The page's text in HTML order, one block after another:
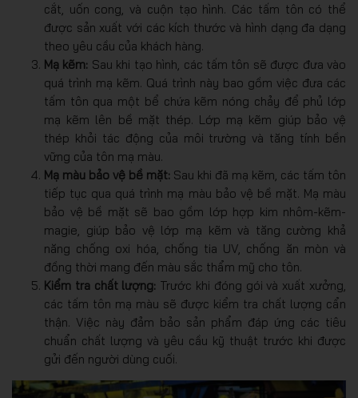
cắt, uốn cong, và cuộn tạo hình. Các tấm tôn có thể
được sản xuất với các kích thước và hình dạng đa dạng
theo yêu cầu của khách hàng.
Mạ kẽm: Sau khi tạo hình, các tấm tôn sẽ được đưa vào
quá trình mạ kẽm. Quá trình này bao gồm việc đưa các
tấm tôn qua một bể chứa kẽm nóng chảy để phủ lớp
mạ kẽm lên bề mặt thép. Lớp mạ kẽm giúp bảo vệ
thép khỏi tác động của môi trường và tăng tính bền
vững của tôn mạ màu.
Mạ màu bảo vệ bề mặt: Sau khi đã mạ kẽm, các tấm tôn
tiếp tục qua quá trình mạ màu bảo vệ bề mặt. Mạ màu
bảo vệ bề mặt sẽ bao gồm lớp hợp kim nhôm-kẽm-
magie, giúp bảo vệ lớp mạ kẽm và tăng cường khả
năng chống oxi hóa, chống tia UV, chống ăn mòn và
đồng thời mang đến màu sắc thẩm mỹ cho tôn.
Kiểm tra chất lượng: Trước khi đóng gói và xuất xưởng,
các tấm tôn mạ màu sẽ được kiểm tra chất lượng cẩn
thận. Việc này đảm bảo sản phẩm đáp ứng các tiêu
chuẩn chất lượng và yêu cầu kỹ thuật trước khi được
gửi đến người dùng cuối.